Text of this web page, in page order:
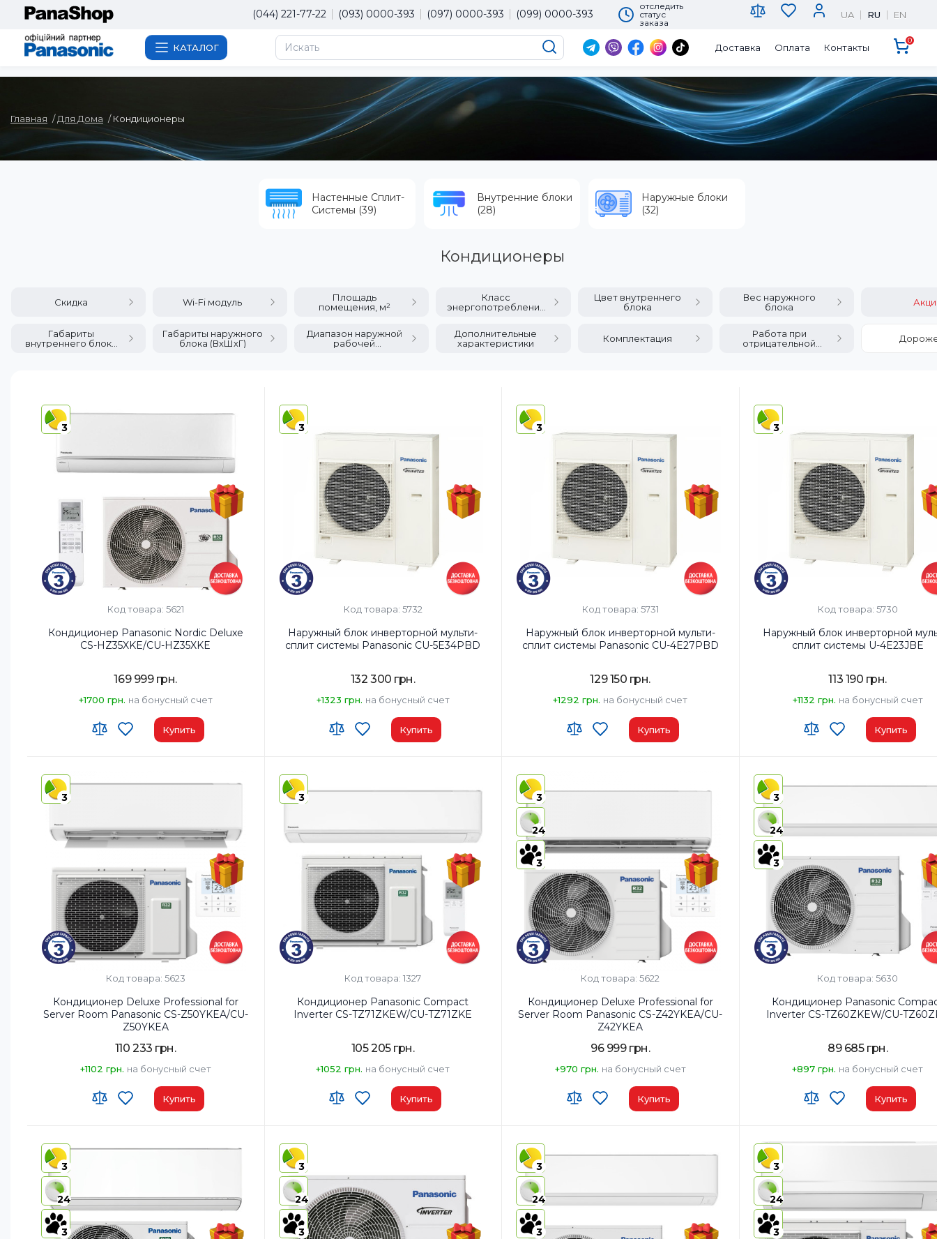
(044) 221-77-22 (093) 0000-393 (097) 0000-393 (099) 0000-393
отследить
статус
заказа
UA RU EN
КАТАЛОГ Доставка Оплата Контакты
0
Главная Для Дома Кондиционеры
Настенные Сплит-
Системы (39)
Внутренние блоки
(28)
Наружные блоки
(32)
Кондиционеры
Скидка Wi-Fi модуль
Площадь
помещения, м²
Класс
энергопотребления
Цвет внутреннего
блока
Вес наружного
блока
Габариты
внутреннего блока
Габариты наружного
блока (ВхШхГ)
Диапазон наружной
рабочей
Дополнительные
характеристики
Комплектация
Работа при
отрицательной
3
Код товара: 5621
Кондиционер Panasonic Nordic Deluxe
CS-HZ35XKE/CU-HZ35XKE
169 999 грн.
+1700 грн. на бонусный счет
Купить
Площадь помещения, м²:35
Мощность, BTU:
Класс энергопотребления (охлаждение):
Цвет внутреннего блока:Белый
3
Код товара: 5732
Наружный блок инверторной мульти-
сплит системы Panasonic CU-5E34PBD
132 300 грн.
+1323 грн. на бонусный счет
Купить
Мощность, BTU:
Класс энергопотребления (охлаждение):
Дополнительные характеристики:
внутренних
блоков
Режимы работы:Охлаждение Обогрев
3
Код товара: 5731
Наружный блок инверторной мульти-
сплит системы Panasonic CU-4E27PBD
129 150 грн.
+1292 грн. на бонусный счет
Купить
Мощность, BTU:
Класс энергопотребления (охлаждение):
Дополнительные характеристики:
внутренних
блока
Режимы работы:Охлаждение Обогрев
3
Код товара: 5730
Наружный блок инверторной
сплит системы U-4E23JBE
113 190 грн.
+1132 грн. на бонусный счет
Купить
Мощность, BTU:
Класс энергопотребления
Дополнительные характеристики:4
Режимы работы:Охлаждение Обогрев
3
Код товара: 5623
Кондиционер Deluxe Professional for
Server Room Panasonic CS-Z50YKEA/CU-
Z50YKEA
110 233 грн.
+1102 грн. на бонусный счет
Купить
Площадь помещения, м²:50
Мощность, BTU:
Класс энергопотребления (охлаждение):
Цвет внутреннего блока:
3
Код товара: 1327
Кондиционер Panasonic Compact
Inverter CS-TZ71ZKEW/CU-TZ71ZKE
105 205 грн.
+1052 грн. на бонусный счет
Купить
Площадь помещения, м²:
Мощность, BTU:
Класс энергопотребления (охлаждение):
Цвет внутреннего блока:Белый
3
24
3
Код товара: 5622
Кондиционер Deluxe Professional for
Server Room Panasonic CS-Z42YKEA/CU-
Z42YKEA
96 999 грн.
+970 грн. на бонусный счет
Купить
Площадь помещения, м²:
Мощность, BTU:
Класс энергопотребления (охлаждение):A+++
Цвет внутреннего блока:
3
24
3
Код товара: 5630
Кондиционер Panasonic
Inverter CS-TZ60ZKEW/CU-
89 685 грн.
+897 грн. на бонусный счет
Купить
Площадь помещения, м²:
Мощность, BTU:
Класс энергопотребления
Цвет внутреннего блока:
3
24
3
3
24
3
3
24
3
3
24
3